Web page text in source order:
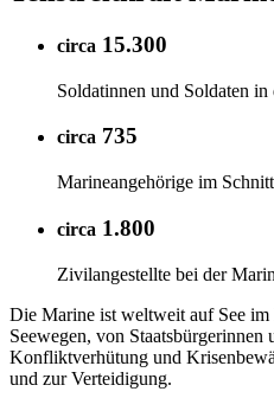
circa 15.300
Soldatinnen und Soldaten
circa 735
Marineangehörige im
circa 1.800
Zivilangestellte bei der
Die Marine ist weltweit auf See im
Seewegen, von Staatsbürgerinnen
Konfliktverhütung und
und zur Verteidigung.